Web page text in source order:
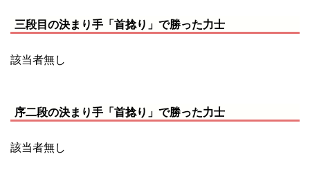
三段目の決まり手「首捻り」で勝った力士
該当者無し
序二段の決まり手「首捻り」で勝った力士
該当者無し